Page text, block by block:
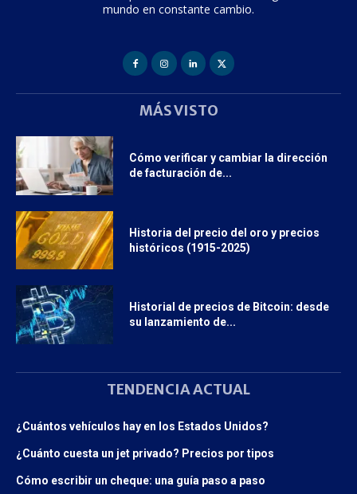
mundo en constante cambio.
MÁS VISTO
Cómo verificar y cambiar la dirección
de facturación de...
Historia del precio del oro y precios
históricos (1915-2025)
Historial de precios de Bitcoin: desde
su lanzamiento de...
TENDENCIA ACTUAL
¿Cuántos vehículos hay en los Estados Unidos?
¿Cuánto cuesta un jet privado? Precios por tipos
Cómo escribir un cheque: una guía paso a paso